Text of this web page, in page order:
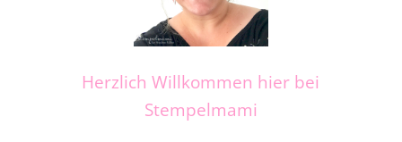
Herzlich Willkommen hier bei
Stempelmami